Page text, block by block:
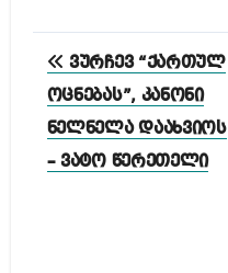
პოსტის
ნავიგაცია
ვურჩევ “ქართულ
ოცნებას”, კანონი
ნელნელა დაახვიოს
– ვატო წერეთელი